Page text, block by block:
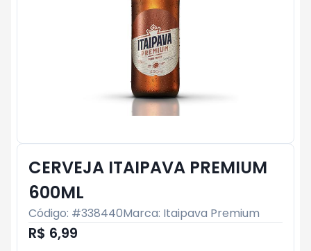
CERVEJA ITAIPAVA PREMIUM
600ML
Código: #338440Marca: Itaipava Premium
R$ 6,99